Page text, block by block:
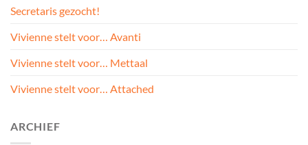
Secretaris gezocht!
Vivienne stelt voor… Avanti
Vivienne stelt voor… Mettaal
Vivienne stelt voor… Attached
ARCHIEF